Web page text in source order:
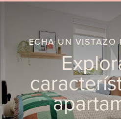
ECHA UN VISTAZO